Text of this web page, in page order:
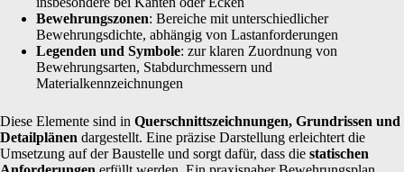
Bewehrungszonen: Bereiche mit unterschiedlicher
Bewehrungsdichte, abhängig von Lastanforderungen
Legenden und Symbole: zur klaren Zuordnung von
Bewehrungsarten, Stabdurchmessern und
Materialkennzeichnungen
Diese Elemente sind in Querschnittszeichnungen, Grundrissen und
Detailplänen dargestellt. Eine präzise Darstellung erleichtert die
Umsetzung auf der Baustelle und sorgt dafür, dass die statischen